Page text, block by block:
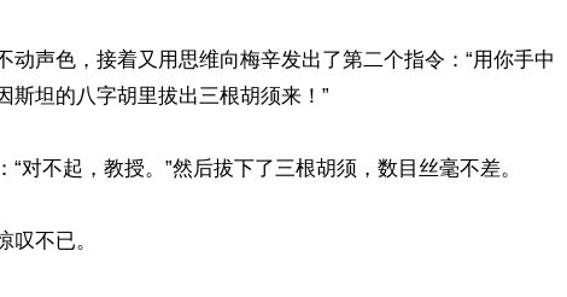
动声色，接着又用思维向梅辛发出了第二个指令：“用你手中
斯坦的八字胡里拔出三根胡须来！”
对不起，教授。”然后拔下了三根胡须，数目丝毫不差。
叹不已。